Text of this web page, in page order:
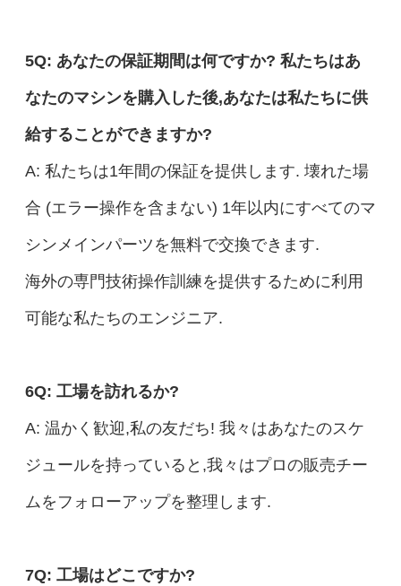
5Q: あなたの保証期間は何ですか? 私たちはあ
なたのマシンを購入した後,あなたは私たちに供
給することができますか?
A: 私たちは1年間の保証を提供します. 壊れた場
合 (エラー操作を含まない) 1年以内にすべてのマ
シンメインパーツを無料で交換できます.
海外の専門技術操作訓練を提供するために利用
可能な私たちのエンジニア.
6Q: 工場を訪れるか?
A: 温かく歓迎,私の友だち! 我々はあなたのスケ
ジュールを持っていると,我々はプロの販売チー
ムをフォローアップを整理します.
7Q: 工場はどこですか?